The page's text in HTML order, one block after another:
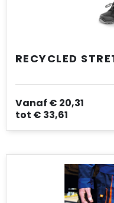
RECYCLED
Vanaf € 20,31
tot € 33,61